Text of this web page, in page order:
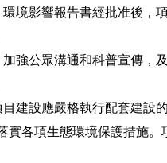
影響報告書經批准後，項
公眾溝通和科普宣傳，及
設應嚴格執行配套建設的
實各項生態環境保護措施